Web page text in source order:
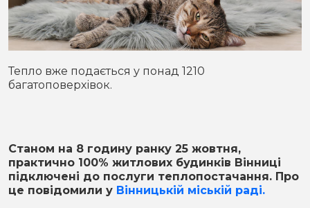
Здоров'я
Приватна думка
В кулуарах
Місто
Відео
Конфлікти
Історія
Спорт
Тепло вже подається у понад 1210
багатоповерхівок.
Станом на 8 годину ранку 25 жовтня,
практично 100% житлових будинків Вінниці
підключені до послуги теплопостачання. Про
це повідомили у Вінницькій міській раді.